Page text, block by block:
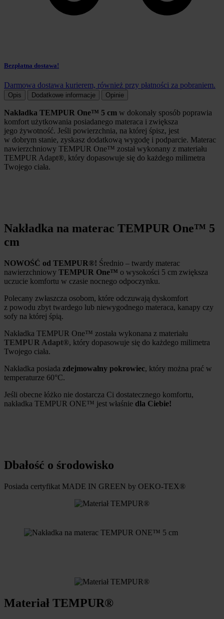
Bezpłatna dostawa!
Darmowa dostawa kurierem, również przy płatności za pobraniem.
Opis Dodatkowe informacje Opinie
Nakładka TEMPUR One™ 5 cm w dokonały sposób poprawia
komfort użytkowania posiadanego materaca i zwiększa
jego żywotność. Jeśli powierzchnia, na której śpisz, jest
w dobrym stanie, zyskasz dodatkową wygodę i podparcie. Materac
nawierzchniowy TEMPUR One™ został wykonany z materiału
TEMPUR Adapt®, który dopasowuje się do każdego milimetra
Twojego ciała.
Nakładka na materac TEMPUR One™ 5
cm
NOWOŚĆ od TEMPUR®! Średnio – twardy materac
nawierzchniowy TEMPUR One™ o wysokości 5 cm zwiększa
uczucie komfortu w czasie nocnego odpoczynku.
Polecany zwłaszcza osobom, które odczuwają dyskomfort
z powodu zbyt twardego lub niewygodnego materaca, kanapy czy
sofy na której śpią.
Nakładka TEMPUR One™ została wykonana z materiału
TEMPUR Adapt®, który dopasowuje się do każdego milimetra
Twojego ciała.
Nakładka posiada zdejmowalny pokrowiec, który można prać w
temperaturze 60°C.
Jeśli obecne łóżko nie dostarcza Ci dostatecznego komfortu,
nakładka TEMPUR ONE™ jest właśnie dla Ciebie!
Dbałość o środowisko
Posiada certyfikat MADE IN GREEN by OEKO-TEX®
Materiał TEMPUR®